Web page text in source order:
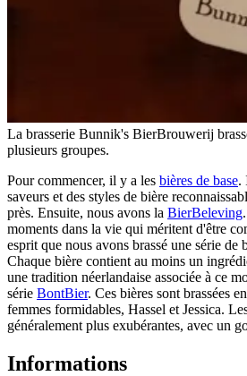
La brasserie Bunnik's BierBrouwerij
plusieurs groupes.
Pour commencer, il y a les bières de base.
saveurs et des styles de bière
près. Ensuite, nous avons la BierBeleving
moments dans la vie qui méritent d'être
esprit que nous avons brassé une série de
Chaque bière contient au moins un
une tradition néerlandaise associée à ce
série BontBier. Ces bières sont brassées
femmes formidables, Hassel et Jessica.
généralement plus exubérantes, avec un
Informations